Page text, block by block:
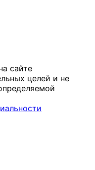
сайте
целей и не